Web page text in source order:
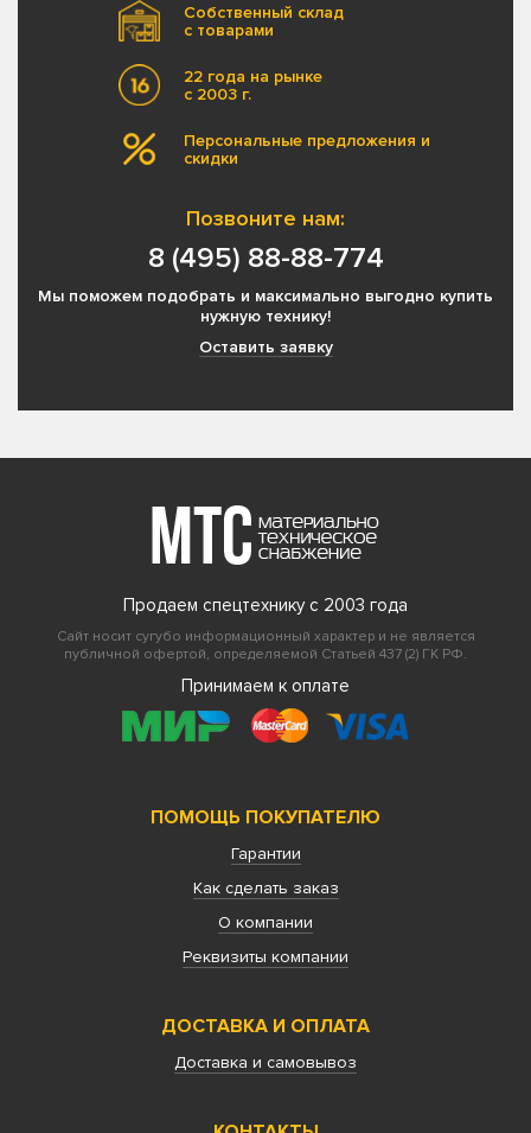
Собственный склад
с товарами
22 года на рынке
с 2003 г.
Персональные предложения и
скидки
Позвоните нам:
8 (495) 88-88-774
Мы поможем подобрать и максимально выгодно купить
нужную технику!
Оставить заявку
Продаем спецтехнику с 2003 года
Сайт носит сугубо информационный характер и не является
публичной офертой, определяемой Статьей 437 (2) ГК РФ.
Принимаем к оплате
ПОМОЩЬ ПОКУПАТЕЛЮ
Гарантии
Как сделать заказ
О компании
Реквизиты компании
ДОСТАВКА И ОПЛАТА
Доставка и самовывоз